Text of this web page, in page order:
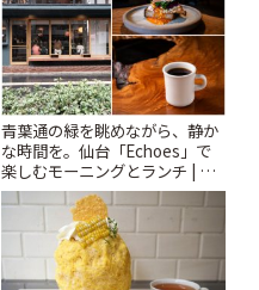
青葉通の緑を眺めながら、静か
な時間を。仙台「Echoes」で
楽しむモーニングとランチ | こ
とりっぷ